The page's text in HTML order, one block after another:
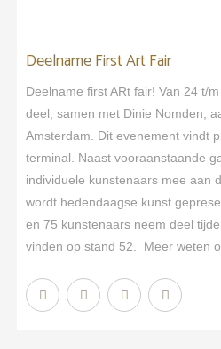
Deelname First Art Fair
Deelname first ARt fair! Van 24 t/
deel, samen met Dinie Nomden,
Amsterdam. Dit evenement vindt
terminal. Naast vooraanstaande
individuele kunstenaars mee aan
wordt hedendaagse kunst
en 75 kunstenaars neem deel
vinden op stand 52. Meer weten